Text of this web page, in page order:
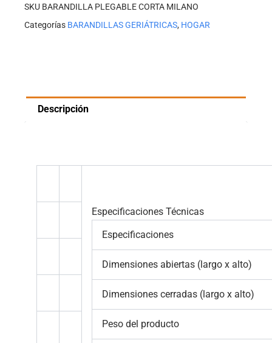
SKU BARANDILLA PLEGABLE CORTA MILANO
Categorías BARANDILLAS GERIÁTRICAS, HOGAR
Descripción
Especificaciones Técnicas
Especificaciones
Dimensiones abiertas (largo x alto)
Dimensiones cerradas (largo x alto)
Peso del producto